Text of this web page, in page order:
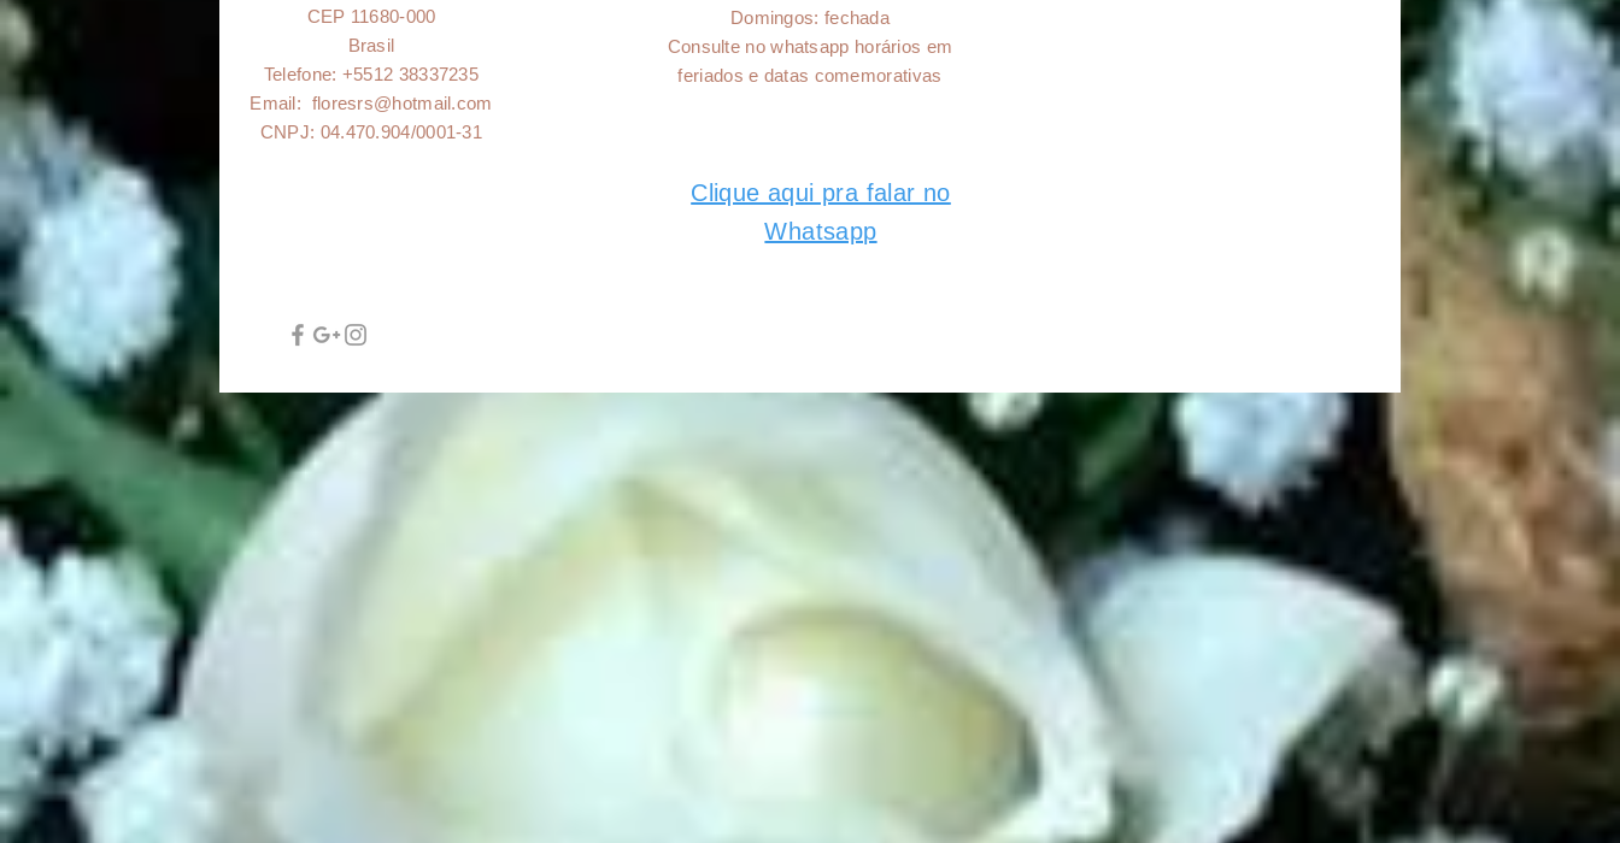
CEP 11680-000
Brasil
Telefone: +5512 38337235
Email: floresrs@hotmail.com
CNPJ: 04.470.904/0001-31
Domingos: fechada
Consulte no whatsapp horários em
feriados e datas comemorativas
Clique aqui pra falar no
Whatsapp